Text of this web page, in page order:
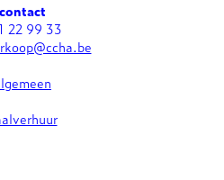
contact
22 99 33